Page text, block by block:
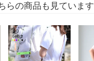
らの商品も見ています